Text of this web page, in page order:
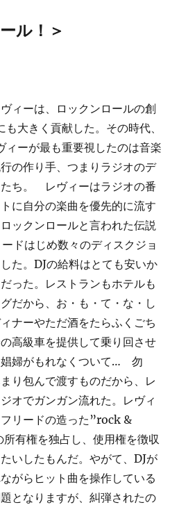
ル！＞
ィーは、ロックンロールの創
も大きく貢献した。その時代、
ィーが最も重要視したのは音楽
の作り手、つまりラジオのデ
たち。 レヴィーはラジオの番
に自分の楽曲を優先的に流す
ックンロールと言われた伝説
ドはじめ数々のディスクジョ
た。DJの給料はとても安いか
った。レストランもホテルも
だから、お・も・て・な・し
ナーやただ酒をたらふくごち
高級車を提供して乗り回させ
娼婦がもれなくついて… 勿
り包んで渡すものだから、レ
オでガンガン流れた。レヴィ
リードの造った”rock &
有権を独占し、使用権を徴収
いしたもんだ。やがて、DJが
がらヒット曲を操作している
となりますが、糾弾されたの